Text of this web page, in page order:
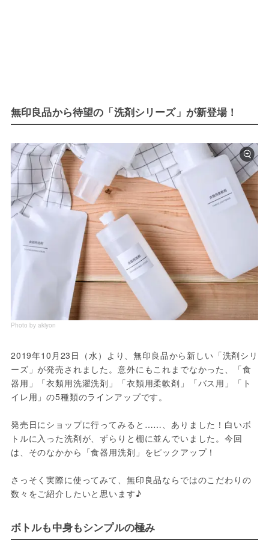
無印良品から待望の「洗剤シリーズ」が新登場！
Photo by akiyon
2019年10月23日（水）より、無印良品から新しい「洗剤シリ
ーズ」が発売されました。意外にもこれまでなかった、「食
器用」「衣類用洗濯洗剤」「衣類用柔軟剤」「バス用」「ト
イレ用」の5種類のラインアップです。
発売日にショップに行ってみると……、ありました！白いボ
トルに入った洗剤が、ずらりと棚に並んでいました。今回
は、そのなかから「食器用洗剤」をピックアップ！
さっそく実際に使ってみて、無印良品ならではのこだわりの
数々をご紹介したいと思います♪
ボトルも中身もシンプルの極み